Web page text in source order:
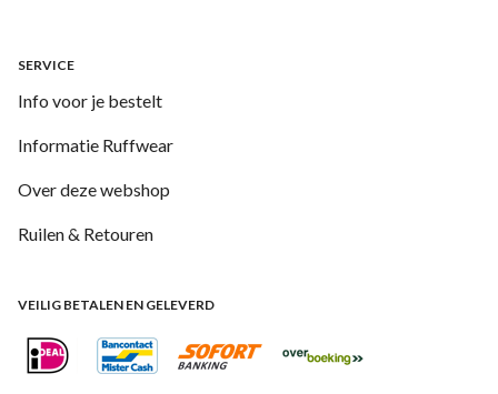
SERVICE
Info voor je bestelt
Informatie Ruffwear
Over deze webshop
Ruilen & Retouren
VEILIG BETALEN EN GELEVERD